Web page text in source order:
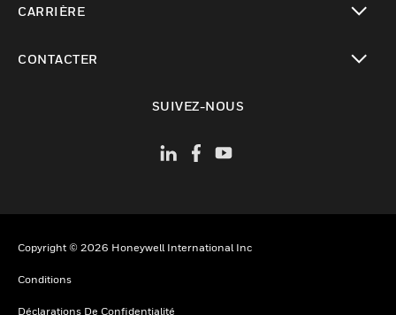
CARRIÈRE
CONTACTER
SUIVEZ-NOUS
Copyright © 2026 Honeywell International Inc
Conditions
Déclarations De Confidentialité